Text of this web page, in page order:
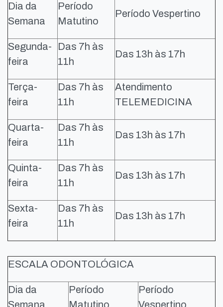
Dia da
Semana
Período
Matutino
Período Vespertino
Segunda-
feira
Das 7h às
11h
Das 13h às 17h
Terça-
feira
Das 7h às
11h
Atendimento
TELEMEDICINA
Quarta-
feira
Das 7h às
11h
Das 13h às 17h
Quinta-
feira
Das 7h às
11h
Das 13h às 17h
Sexta-
feira
Das 7h às
11h
Das 13h às 17h
ESCALA ODONTOLÓGICA
Dia da
Semana
Período
Matutino
Período
Vespertino